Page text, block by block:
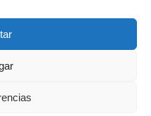
Términos y condiciones